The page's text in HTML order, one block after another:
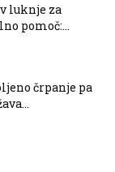
luknje za
pomoč:...
črpanje pa